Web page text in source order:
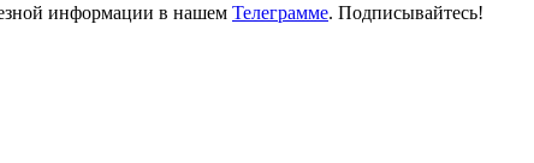
информации в нашем Телеграмме. Подписывайтесь!